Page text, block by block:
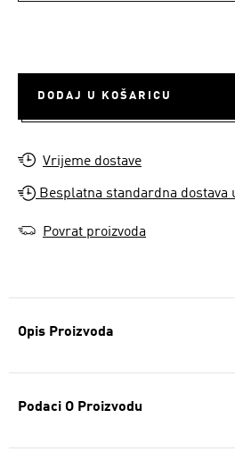
Opis Proizvoda
Podaci O Proizvodu
DODAJ U KOŠARICU
Vrijeme dostave
Besplatna standardna dostava
Povrat proizvoda